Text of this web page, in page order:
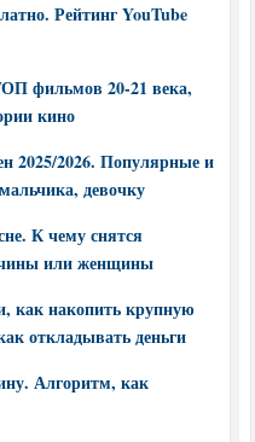
Рейтинг YouTube
фильмов 20-21 века,
кино
2025/2026. Популярные и
девочку
К чему снятся
или женщины
как накопить крупную
откладывать деньги
Алгоритм, как